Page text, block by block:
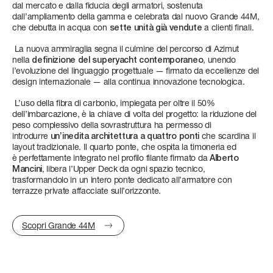
4 + 1 CREW
SLOW CRUISE - SLOW CRUISE 23 KN - RANGE: 8.9 L/NM -
NM
FAST CRUISE - FAST CRUISE 26 KN - RANGE: 10,0 L/NM - 332
NM
Scopri di più
25,60 M (83' 12'')
3 + 1 CREW
FLY 62
LUNGHEZZA FUORI TUTTO
19,22 M (63' 1'')
LARGHEZZA MAX
5,09 M ( 16' 8'')
CABINE
3 + 1 CREW
FAST CRUISE - 27 KN: 10,4 L/NM, RANGE: 328 NM
S8
LUNGHEZZA FUORI TUTTO
24,63 M (80’ 10’’)
LARGHEZZA MAX
5,55 M (18’ 3’’)
CABINE
4 + 2 CREW
3/4 + 1 CREW
MAGELLANO 25M
LUNGHEZZA FUORI TUTTO
25,22 M (82’ 9’’)
LARGHEZZA MAX
6,30 M (20' 8'')
CABINE
4 + 2 CREW
4/5 + 2 CREW
GRANDE 30M
LUNGHEZZA FUORI TUTTO
28,69 M (94’ 2’’)
LARGHEZZA MAX
7,3 M (23’ 11’’)
CABINE
5 + 3 CREW
dal mercato e dalla fiducia degli armatori, sostenuta
dall’ampliamento della gamma e celebrata dal nuovo Grande 44M,
che debutta in acqua con sette unità già vendutea clienti finali.
La nuova ammiraglia segna il culmine del percorso di Azimut
nella definizione del superyacht contemporaneo, unendo
l’evoluzione del linguaggio progettuale — firmato da eccellenze del
design internazionale — alla continua innovazione tecnologica.
L’uso della fibra di carbonio, impiegata per oltre il 50%
dell’imbarcazione, è la chiave di volta del progetto: la riduzione del
peso complessivo della sovrastruttura ha permesso di
introdurre un’inedita architettura a quattro ponti che scardina il
layout tradizionale. Il quarto ponte, che ospita la timoneria ed
è perfettamente integrato nel profilo filante firmato da Alberto
Mancini, libera l’Upper Deck da ogni spazio tecnico,
trasformandolo in un intero ponte dedicato all’armatore con
terrazze private affacciate sull’orizzonte.
Scopri Grande 44M